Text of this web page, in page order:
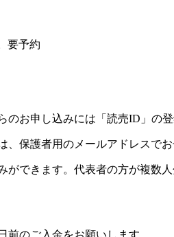
要予約
お申し込みには「読売ID」の
保護者用のメールアドレスでお
できます。代表者の方が複数
のご入金をお願いします。